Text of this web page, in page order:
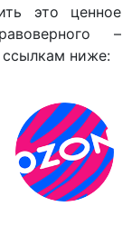
это ценное
–
ссылкам ниже: